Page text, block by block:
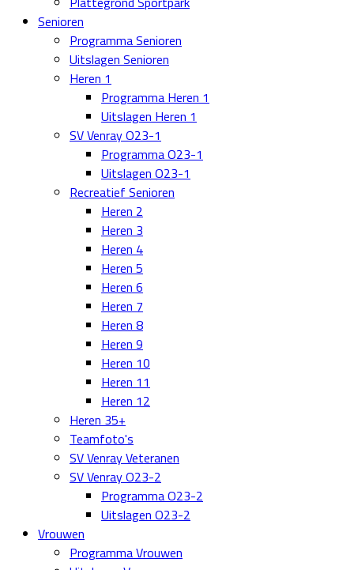
Senioren
Programma Senioren
Uitslagen Senioren
Heren 1
Programma Heren 1
Uitslagen Heren 1
SV Venray O23-1
Programma O23-1
Uitslagen O23-1
Recreatief Senioren
Heren 2
Heren 3
Heren 4
Heren 5
Heren 6
Heren 7
Heren 8
Heren 9
Heren 10
Heren 11
Heren 12
Heren 35+
Teamfoto's
SV Venray Veteranen
SV Venray O23-2
Programma O23-2
Uitslagen O23-2
Vrouwen
Programma Vrouwen